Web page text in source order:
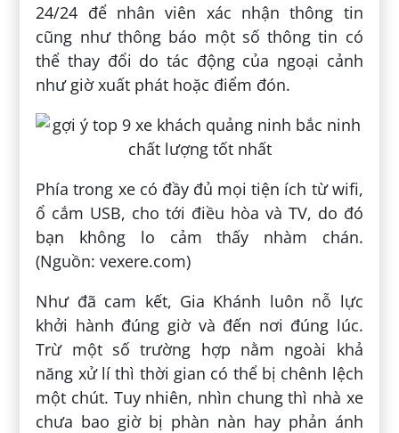
24/24 để nhân viên xác nhận thông tin
cũng như thông báo một số thông tin có
thể thay đổi do tác động của ngoại cảnh
như giờ xuất phát hoặc điểm đón.
Phía trong xe có đầy đủ mọi tiện ích từ wifi,
ổ cắm USB, cho tới điều hòa và TV, do đó
bạn không lo cảm thấy nhàm chán.
(Nguồn: vexere.com)
Như đã cam kết, Gia Khánh luôn nỗ lực
khởi hành đúng giờ và đến nơi đúng lúc.
Trừ một số trường hợp nằm ngoài khả
năng xử lí thì thời gian có thể bị chênh lệch
một chút. Tuy nhiên, nhìn chung thì nhà xe
chưa bao giờ bị phàn nàn hay phản ánh